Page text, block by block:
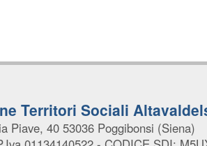
Territori Sociali
Piave, 40 53036 Poggibonsi (Siena)